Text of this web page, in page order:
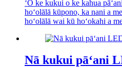
ʻO ke kukui o ke kahua
hoʻolālā kūpono, ka nani a
hoʻolālā wai kū hoʻokahi a
Nā kukui pāʻani